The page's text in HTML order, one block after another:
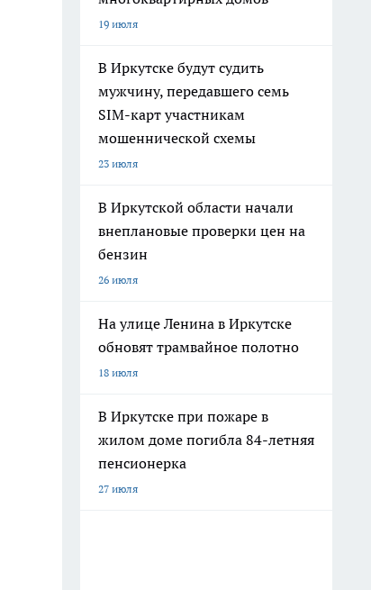
19 июля
В Иркутске будут судить
мужчину, передавшего семь
SIM-карт участникам
мошеннической схемы
23 июля
В Иркутской области начали
внеплановые проверки цен на
бензин
26 июля
На улице Ленина в Иркутске
обновят трамвайное полотно
18 июля
В Иркутске при пожаре в
жилом доме погибла 84-летняя
пенсионерка
27 июля